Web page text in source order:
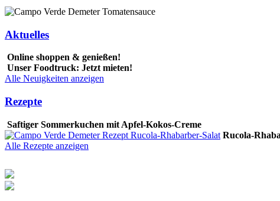
Aktuelles
Online shoppen & genießen!
Unser Foodtruck: Jetzt mieten!
Alle Neuigkeiten anzeigen
Rezepte
Saftiger Sommerkuchen mit Apfel-Kokos-Creme
Rucola-
Alle Rezepte anzeigen